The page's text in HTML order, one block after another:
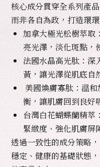
核心成分貫穿全系列產
而非各自為政，打造環
加拿大極光松樹萃取
亮光澤，淡化斑點，
法國水晶高光肽：深
黃，讓光澤從肌底自
美國煥膚寡肽：溫
衡，讓肌膚回到良好
台灣白花蝴蝶蘭精萃
緊緻度、強化肌膚屏
透過一致性的成分策略
穩定、健康的基礎狀態